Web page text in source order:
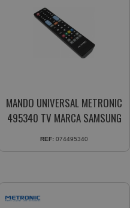
MANDO UNIVERSAL METRONIC
495340 TV MARCA SAMSUNG
REF: 074495340